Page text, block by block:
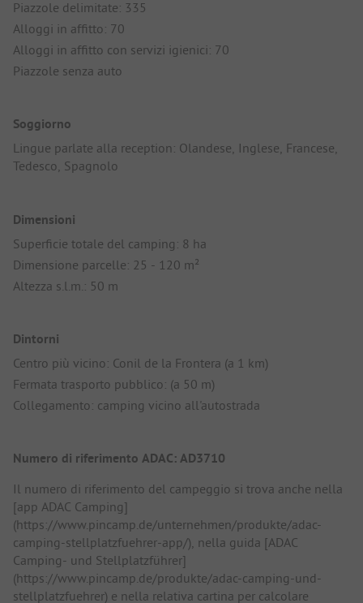
Piazzole delimitate: 335
Alloggi in affitto: 70
Alloggi in affitto con servizi igienici: 70
Piazzole senza auto
Soggiorno
Lingue parlate alla reception: Olandese, Inglese, Francese,
Tedesco, Spagnolo
Dimensioni
Superficie totale del camping: 8 ha
Dimensione parcelle: 25 - 120 m²
Altezza s.l.m.: 50 m
Dintorni
Centro più vicino: Conil de la Frontera (a 1 km)
Fermata trasporto pubblico: (a 50 m)
Collegamento: camping vicino all'autostrada
Numero di riferimento ADAC: AD3710
Il numero di riferimento del campeggio si trova anche nella
[app ADAC Camping]
(https://www.pincamp.de/unternehmen/produkte/adac-
camping-stellplatzfuehrer-app/), nella guida [ADAC
Camping- und Stellplatzführer]
(https://www.pincamp.de/produkte/adac-camping-und-
stellplatzfuehrer) e nella relativa cartina per calcolare